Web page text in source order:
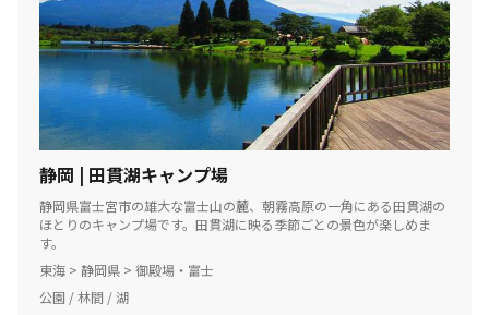
静岡 | 田貫湖キャンプ場
静岡県富士宮市の雄大な富士山の麓、朝霧高原の一角にある田貫湖の
ほとりのキャンプ場です。田貫湖に映る季節ごとの景色が楽しめま
す。
東海 > 静岡県 > 御殿場・富士
公園 / 林間 / 湖